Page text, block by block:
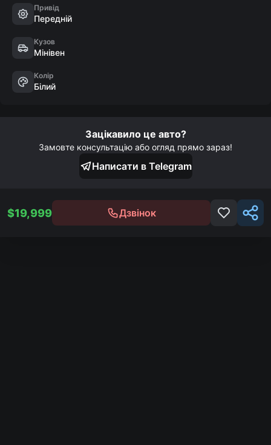
Привід
Передній
Кузов
Мінівен
Колір
Білий
Зацікавило це авто?
Замовте консультацію або огляд прямо зараз!
Написати в Telegram
$19,999 Дзвінок